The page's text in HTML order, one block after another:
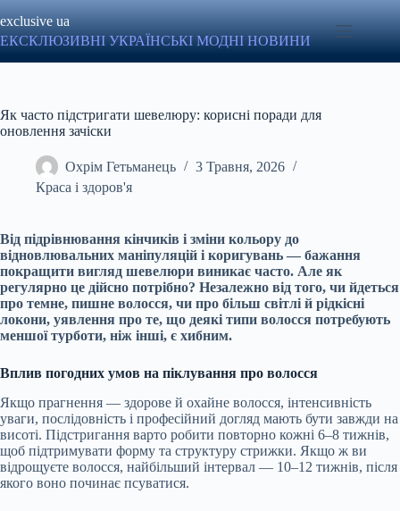
до
вмісту
exclusive ua
ЕКСКЛЮЗИВНІ УКРАЇНСЬКІ МОДНІ НОВИНИ
Як часто підстригати шевелюру: корисні поради для
оновлення зачіски
Охрім Гетьманець
3 Травня, 2026
Краса і здоров'я
Від підрівнювання кінчиків і зміни кольору до
відновлювальних маніпуляцій і коригувань — бажання
покращити вигляд шевелюри виникає часто. Але як
регулярно це дійсно потрібно? Незалежно від того, чи йдеться
про темне, пишне волосся, чи про більш світлі й рідкісні
локони, уявлення про те, що деякі типи волосся потребують
меншої турботи, ніж інші, є хибним.
Вплив погодних умов на піклування про волосся
Якщо прагнення — здорове й охайне волосся, інтенсивність
уваги, послідовність і професійний догляд мають бути завжди на
висоті. Підстригання варто робити повторно кожні 6–8 тижнів,
щоб підтримувати форму та структуру стрижки. Якщо ж ви
відрощуєте волосся, найбільший інтервал — 10–12 тижнів, після
якого воно починає псуватися.